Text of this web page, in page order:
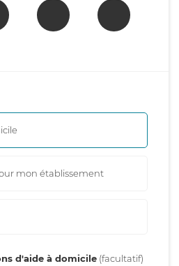
mon établissement
d'aide à domicile